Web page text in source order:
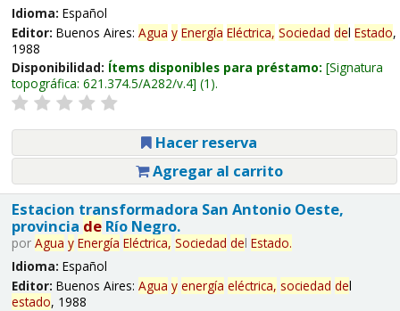
Idioma: Español
Editor: Buenos Aires: Agua y Energía Eléctrica, Sociedad del Estado,
1988
Disponibilidad: Ítems disponibles para préstamo: Signatura
topográfica: 621.374.5/A282/v.4 (1).
Hacer reserva
Agregar al carrito
Estacion transformadora San Antonio Oeste,
provincia deRío Negro.
por Agua y Energía Eléctrica, Sociedad del Estado.
Idioma: Español
Editor: Buenos Aires: Agua y energía eléctrica, sociedad del
estado, 1988